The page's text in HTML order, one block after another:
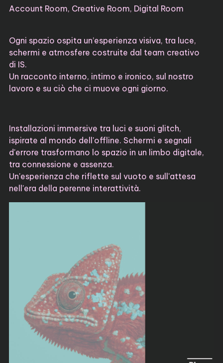
Account Room, Creative Room, Digital Room
Ogni spazio ospita un’esperienza visiva, tra luce,
schermi e atmosfere costruite dal team creativo
di IS.
Un racconto interno, intimo e ironico, sul nostro
lavoro e su ciò che ci muove ogni giorno.
Installazioni immersive tra luci e suoni glitch,
ispirate al mondo dell'offline. Schermi e segnali
d'errore trasformano lo spazio in un limbo digitale,
tra connessione e assenza.
Un'esperienza che riflette sul vuoto e sull'attesa
nell'era della perenne interattività.